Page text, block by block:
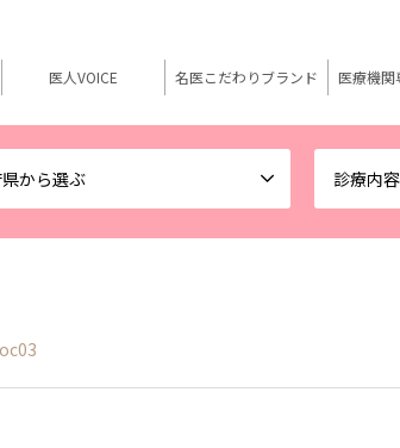
から選ぶ 診療内
医人VOICE 名医こだわりブランド 医療機関